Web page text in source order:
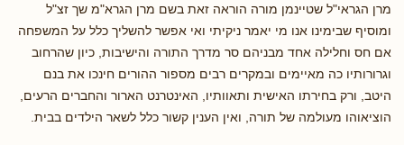
מרן הגראי"ל שטיינמן מורה הוראה זאת בשם מרן הגרא"מ שך זצ"ל
ומוסיף שבימינו אנו מי יאמר ניקיתי ואי אפשר להשליך כלל על המשפחה
אם חס וחלילה אחד מבניהם סר מדרך התורה והישיבות, כיון שהרחוב
וגרורותיו כה מאיימים ובמקרים רבים מספור ההורים חינכו את בנם
היטב, ורק בחירתו האישית ותאוותיו, האינטרנט הארור והחברים הרעים,
הוציאוהו מעולמה של תורה, ואין הענין קשור כלל לשאר הילדים בבית.